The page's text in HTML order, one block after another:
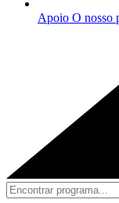
Apoio O nosso